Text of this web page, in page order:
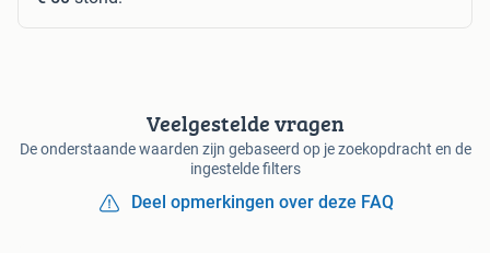
Veelgestelde vragen
De onderstaande waarden zijn gebaseerd op je zoekopdracht en de
ingestelde filters
Deel opmerkingen over deze FAQ